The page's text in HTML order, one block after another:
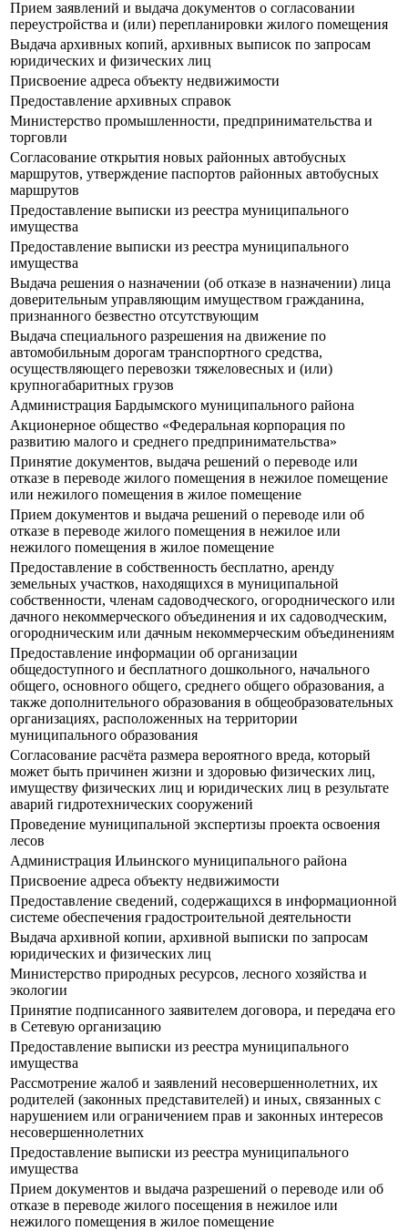
Прием заявлений и выдача документов о согласовании
переустройства и (или) перепланировки жилого помещения
Выдача архивных копий, архивных выписок по запросам
юридических и физических лиц
Присвоение адреса объекту недвижимости
Предоставление архивных справок
Министерство промышленности, предпринимательства и
торговли
Согласование открытия новых районных автобусных
маршрутов, утверждение паспортов районных автобусных
маршрутов
Предоставление выписки из реестра муниципального
имущества
Предоставление выписки из реестра муниципального
имущества
Выдача решения о назначении (об отказе в назначении) лица
доверительным управляющим имуществом гражданина,
признанного безвестно отсутствующим
Выдача специального разрешения на движение по
автомобильным дорогам транспортного средства,
осуществляющего перевозки тяжеловесных и (или)
крупногабаритных грузов
Администрация Бардымского муниципального района
Акционерное общество «Федеральная корпорация по
развитию малого и среднего предпринимательства»
Принятие документов, выдача решений о переводе или
отказе в переводе жилого помещения в нежилое помещение
или нежилого помещения в жилое помещение
Прием документов и выдача решений о переводе или об
отказе в переводе жилого помещения в нежилое или
нежилого помещения в жилое помещение
Предоставление в собственность бесплатно, аренду
земельных участков, находящихся в муниципальной
собственности, членам садоводческого, огороднического или
дачного некоммерческого объединения и их садоводческим,
огородническим или дачным некоммерческим объединениям
Предоставление информации об организации
общедоступного и бесплатного дошкольного, начального
общего, основного общего, среднего общего образования, а
также дополнительного образования в общеобразовательных
организациях, расположенных на территории
муниципального образования
Согласование расчёта размера вероятного вреда, который
может быть причинен жизни и здоровью физических лиц,
имуществу физических лиц и юридических лиц в результате
аварий гидротехнических сооружений
Проведение муниципальной экспертизы проекта освоения
лесов
Администрация Ильинского муниципального района
Присвоение адреса объекту недвижимости
Предоставление сведений, содержащихся в информационной
системе обеспечения градостроительной деятельности
Выдача архивной копии, архивной выписки по запросам
юридических и физических лиц
Министерство природных ресурсов, лесного хозяйства и
экологии
Принятие подписанного заявителем договора, и передача его
в Сетевую организацию
Предоставление выписки из реестра муниципального
имущества
Рассмотрение жалоб и заявлений несовершеннолетних, их
родителей (законных представителей) и иных, связанных с
нарушением или ограничением прав и законных интересов
несовершеннолетних
Предоставление выписки из реестра муниципального
имущества
Прием документов и выдача разрешений о переводе или об
отказе в переводе жилого посещения в нежилое или
нежилого помещения в жилое помещение